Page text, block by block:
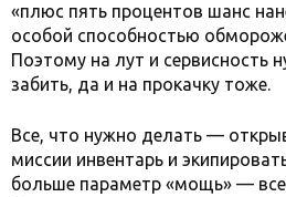
«плюс пять процентов шанс
особой способностью
Поэтому на лут и сервисность
забить, да и на прокачку тоже.
Все, что нужно делать —
миссии инвентарь и
больше параметр «мощь» — все